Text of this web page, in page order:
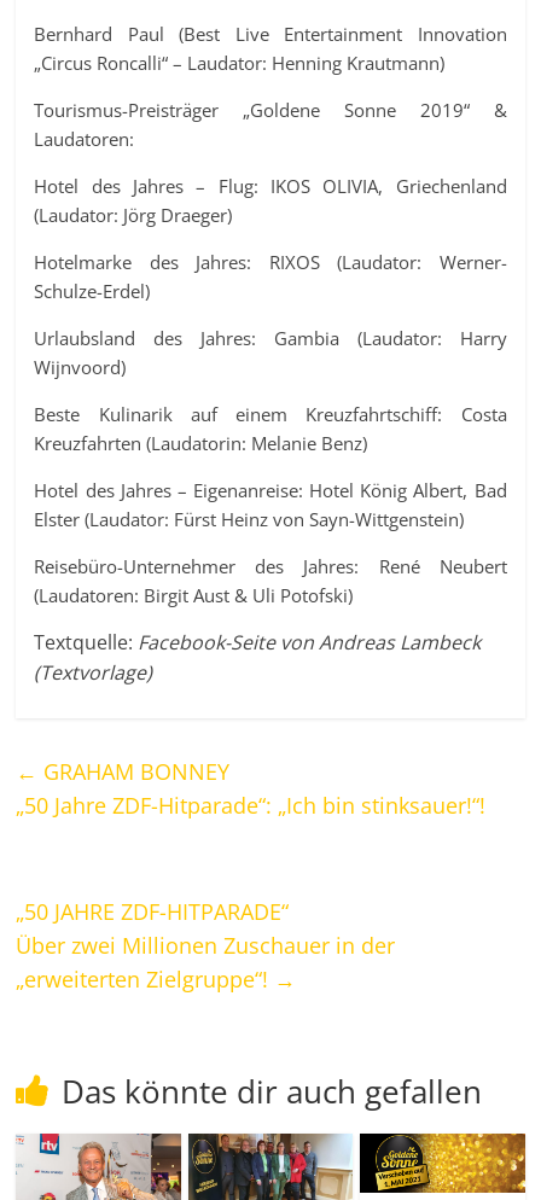
Bernhard Paul (Best Live Entertainment Innovation
„Circus Roncalli“ – Laudator: Henning Krautmann)
Tourismus-Preisträger „Goldene Sonne 2019“ &
Laudatoren:
Hotel des Jahres – Flug: IKOS OLIVIA, Griechenland
(Laudator: Jörg Draeger)
Hotelmarke des Jahres: RIXOS (Laudator: Werner-
Schulze-Erdel)
Urlaubsland des Jahres: Gambia (Laudator: Harry
Wijnvoord)
Beste Kulinarik auf einem Kreuzfahrtschiff: Costa
Kreuzfahrten (Laudatorin: Melanie Benz)
Hotel des Jahres – Eigenanreise: Hotel König Albert, Bad
Elster (Laudator: Fürst Heinz von Sayn-Wittgenstein)
Reisebüro-Unternehmer des Jahres: René Neubert
(Laudatoren: Birgit Aust & Uli Potofski)
Textquelle: Facebook-Seite von Andreas Lambeck
(Textvorlage)
← GRAHAM BONNEY
„50 Jahre ZDF-Hitparade“: „Ich bin stinksauer!“!
„50 JAHRE ZDF-HITPARADE“
Über zwei Millionen Zuschauer in der
„erweiterten Zielgruppe“! →
Das könnte dir auch gefallen